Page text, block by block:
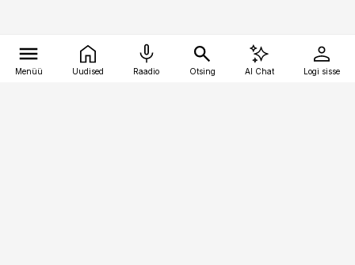
Menüü Uudised Raadio Otsing AI Chat Logi sisse